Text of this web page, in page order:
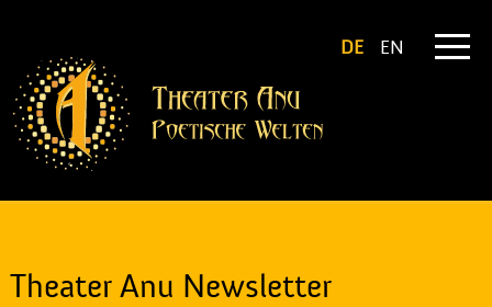
DE EN
Theater Anu Newsletter